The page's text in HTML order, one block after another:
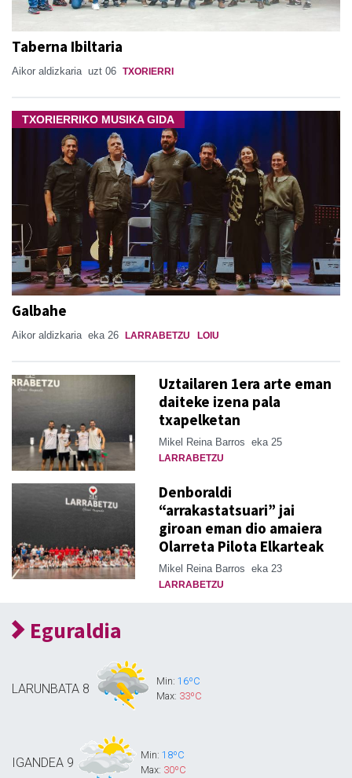
Taberna Ibiltaria
Aikor aldizkaria uzt 06 TXORIERRI
TXORIERRIKO MUSIKA GIDA
Galbahe
Aikor aldizkaria eka 26 LARRABETZU LOIU
Uztailaren 1era arte eman
daiteke izena pala
txapelketan
Mikel Reina Barros eka 25
LARRABETZU
Denboraldi
“arrakastatsuari” jai
giroan eman dio amaiera
Olarreta Pilota Elkarteak
Mikel Reina Barros eka 23
LARRABETZU
Eguraldia
LARUNBATA 8
Min: 16ºC
Max: 33ºC
IGANDEA 9
Min: 18ºC
Max: 30ºC